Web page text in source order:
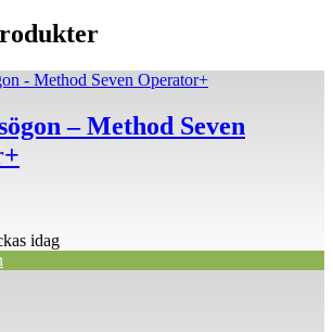
– Method Seven
idag